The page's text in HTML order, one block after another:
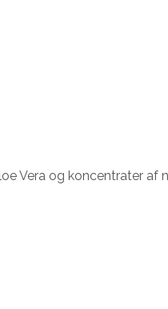
Vera og koncentrater af